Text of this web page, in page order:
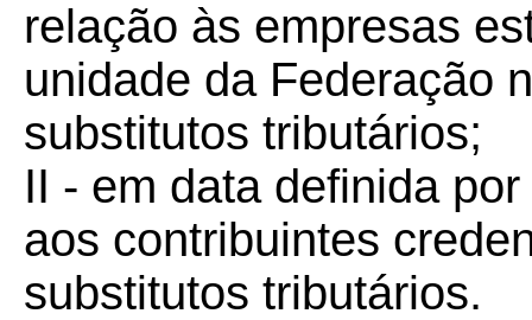
relação às empresas
unidade da Federação
substitutos tributários;
II - em data definida
aos contribuintes
substitutos tributários.